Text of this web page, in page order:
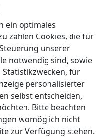
ein optimales
zählen Cookies, die für
unserer
notwendig sind, sowie
Statistikzwecken, für
personalisierter
selbst entscheiden,
Bitte beachten
womöglich nicht
zur Verfügung stehen.